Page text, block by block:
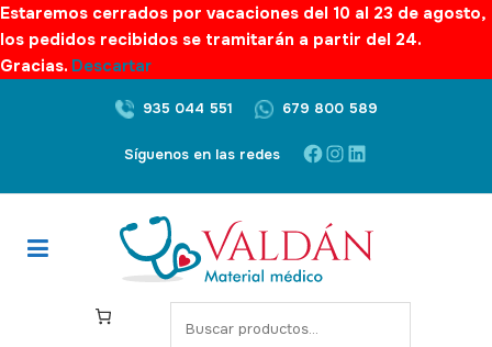
Estaremos cerrados por vacaciones del 10 al 23 de agosto,
los pedidos recibidos se tramitarán a partir del 24.
Gracias. Descartar
935 044 551 679 800 589
Síguenos en las redes Facebook
Instagram
LinkedIn
S
e